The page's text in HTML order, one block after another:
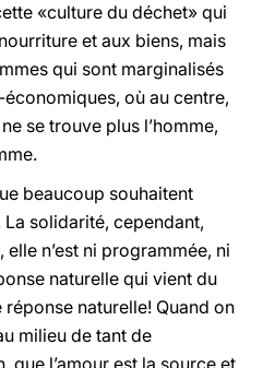
«culture du déchet» qui
et aux biens, mais
qui sont marginalisés
où au centre,
se trouve plus l’homme,
beaucoup souhaitent
solidarité, cependant,
elle n’est ni programmée, ni
naturelle qui vient du
naturelle! Quand on
milieu de tant de
que l’amour est la source et